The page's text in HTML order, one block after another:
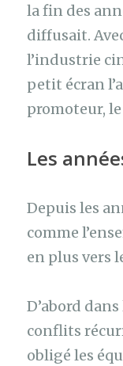
la fin des
diffusait.
l’industrie
petit écran
promoteur,
Les
Depuis les
comme
en plus vers
D’abord
conflits
obligé les